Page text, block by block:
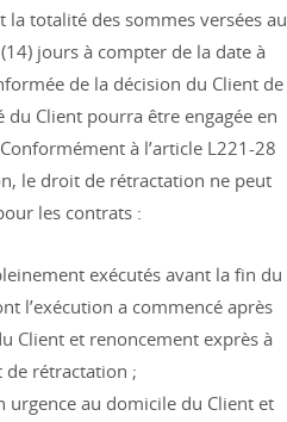
totalité des sommes versées au
jours à compter de la date à
de la décision du Client de
Client pourra être engagée en
à l’article L221-28
le droit de rétractation ne peut
les contrats :
exécutés avant la fin du
l’exécution a commencé après
Client et renoncement exprès à
de rétractation ;
urgence au domicile du Client et